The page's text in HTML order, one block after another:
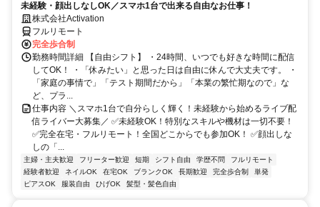
未経験・顔出しなしOK／スマホ1台で出来る自由なお仕事！
株式会社Activation
フルリモート
完全歩合制
勤務時間詳細 【自由シフト】 ・24時間、いつでも好きな時間に配信
してOK！ ・「休みたい」と思った日は自由に休んで大丈夫です。 ・
「家庭の事情で」「テスト期間だから」「本業の繁忙期なので」な
ど、プラ...
仕事内容 ＼スマホ1台で自分らしく輝く！未経験から始めるライブ配
信ライバー大募集／ ✅未経験OK！特別なスキルや機材は一切不要！
✅完全在宅・フルリモート！全国どこからでも参加OK！ ✅顔出しな
しの「...
主婦・主夫歓迎 フリーター歓迎 短期 シフト自由 学歴不問
フルリモート
経験者歓迎
ネイルOK 在宅OK ブランクOK 長期歓迎 完全歩合制
単発
ピアスOK
服装自由 ひげOK 髪型・髪色自由